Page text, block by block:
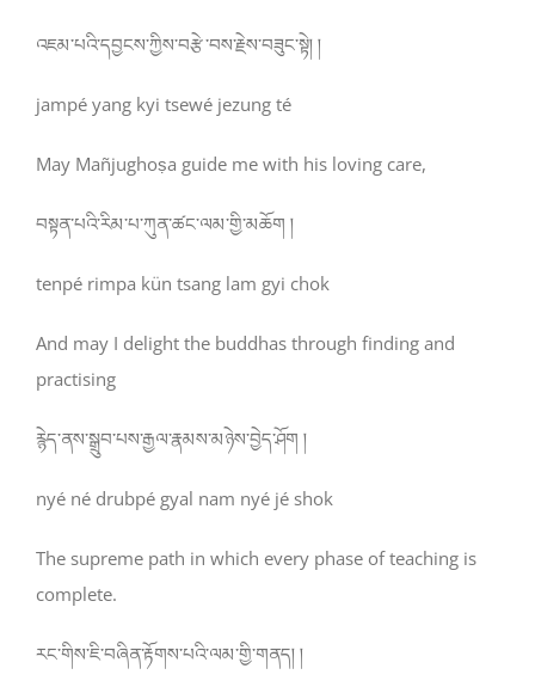
འཇམ་པའི་དབྱངས་ཀྱིས་བརྩེ་བས་རྗེས་བཟུང་སྟེ། །
jampé yang kyi tsewé jezung té
May Mañjughoṣa guide me with his loving care,
བསྟན་པའི་རིམ་པ་ཀུན་ཚང་ལམ་གྱི་མཆོག །
tenpé rimpa kün tsang lam gyi chok
And may I delight the buddhas through finding and
practising
རྙེད་ནས་སྒྲུབ་པས་རྒྱལ་རྣམས་མཉེས་བྱེད་ཤོག །
nyé né drubpé gyal nam nyé jé shok
The supreme path in which every phase of teaching is
complete.
རང་གིས་ཇི་བཞིན་རྟོགས་པའི་ལམ་གྱི་གནད། །